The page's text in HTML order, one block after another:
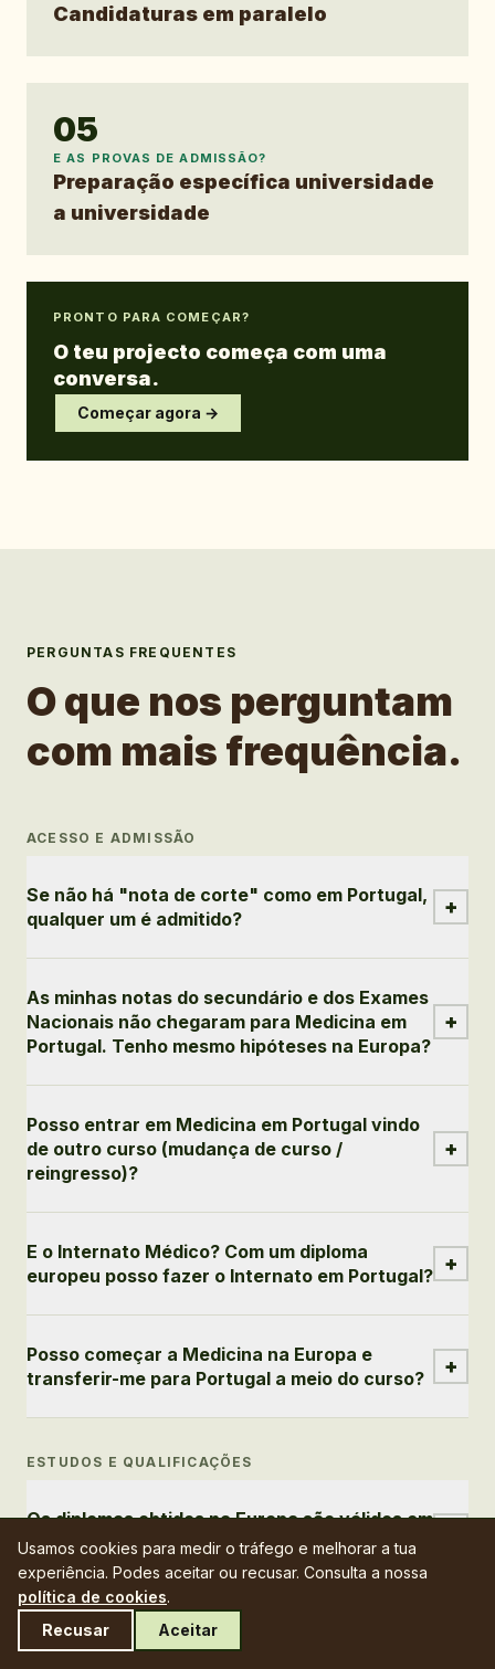
Candidaturas em paralelo
05
E AS PROVAS DE ADMISSÃO?
Preparação específica universidade
a universidade
PRONTO PARA COMEÇAR?
O teu projecto começa com uma
conversa.
Começar agora →
PERGUNTAS FREQUENTES
O que nos perguntam
com mais frequência.
ACESSO E ADMISSÃO
Se não há "nota de corte" como em Portugal,
qualquer um é admitido?
+
As minhas notas do secundário e dos Exames
Nacionais não chegaram para Medicina em
Portugal. Tenho mesmo hipóteses na Europa?
+
Posso entrar em Medicina em Portugal vindo
de outro curso (mudança de curso /
reingresso)?
+
E o Internato Médico? Com um diploma
europeu posso fazer o Internato em Portugal?
+
Posso começar a Medicina na Europa e
transferir-me para Portugal a meio do curso?
+
ESTUDOS E QUALIFICAÇÕES
Os diplomas obtidos na Europa são válidos em
Portugal?
O inglês vai ser um problema se o meu nível
não for muito bom?
Usamos cookies para medir o tráfego e melhorar a tua
experiência. Podes aceitar ou recusar. Consulta a nossa
política de cookies.
Recusar
Aceitar